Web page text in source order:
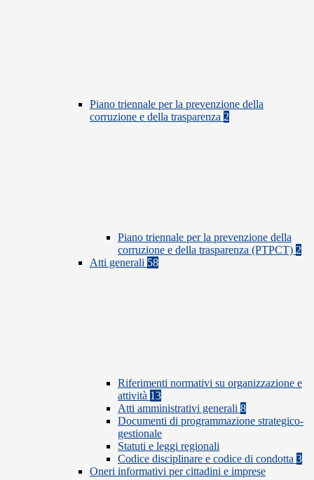
Piano triennale per la prevenzione della
corruzione e della trasparenza 2
Piano triennale per la prevenzione della
corruzione e della trasparenza (PTPCT) 2
Atti generali 58
Riferimenti normativi su organizzazione e
attività 13
Atti amministrativi generali 8
Documenti di programmazione strategico-
gestionale
Statuti e leggi regionali
Codice disciplinare e codice di condotta 3
Oneri informativi per cittadini e imprese